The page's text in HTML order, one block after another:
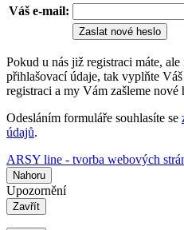
Váš e-mail:
Zaslat nové heslo
Pokud u nás již registraci máte,
přihlašovací údaje, tak vyplňte
registraci a my Vám zašleme nové
Odesláním formuláře souhlasíte se
údajů.
ARSY line - tvorba webových
Nahoru
Upozornění
Zavřít